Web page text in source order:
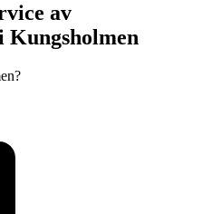
av
Kungsholmen